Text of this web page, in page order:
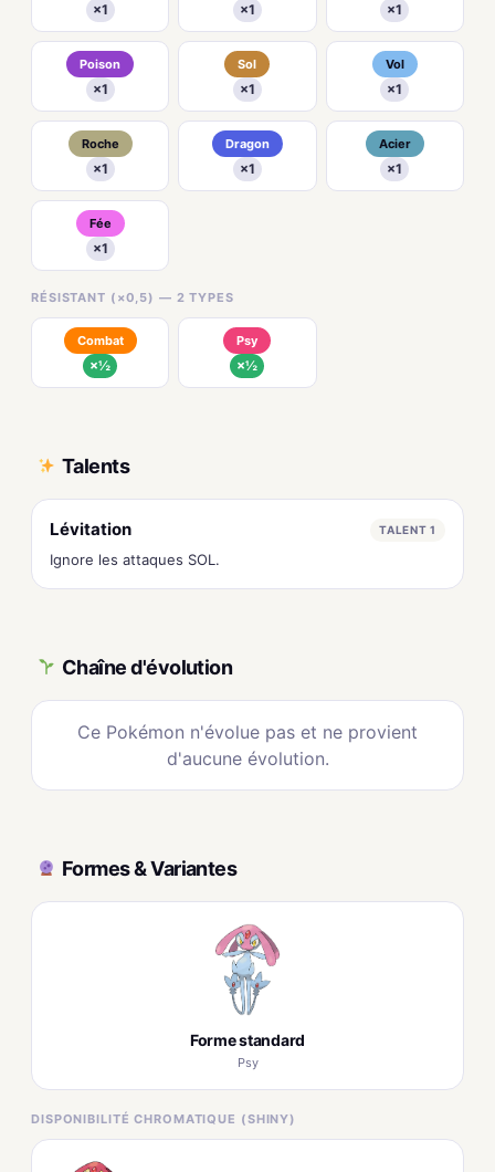
×1 ×1 ×1
Poison
×1
Sol
×1
Vol
×1
Roche
×1
Dragon
×1
Acier
×1
Fée
×1
RÉSISTANT (×0,5) — 2 TYPES
Combat
×½
Psy
×½
Talents
Lévitation TALENT 1
Ignore les attaques SOL.
Chaîne d'évolution
Ce Pokémon n'évolue pas et ne provient
d'aucune évolution.
Formes & Variantes
Forme standard
Psy
DISPONIBILITÉ CHROMATIQUE (SHINY)